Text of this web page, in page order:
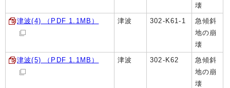
壊
津波(4) （PDF 1.1MB）
津波 302-K61-1
急傾斜
地の崩
壊
津波(5) （PDF 1.1MB）
津波 302-K62
急傾斜
地の崩
壊